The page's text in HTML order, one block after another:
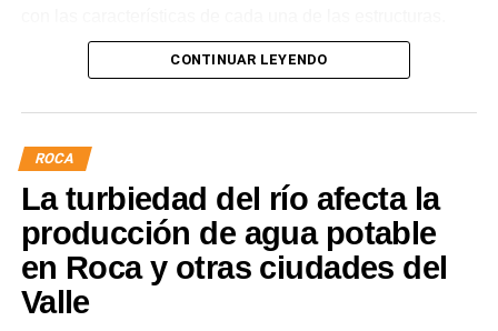
La obra incluye la demolición de losas deterioradas, la
requieren, la ejecución de un nuevo revestimiento de
hormigón reforzado con malla de acero y el sellado de
juntas para mejorar la durabilidad de la infraestructura.
Desde el DPA destacaron que esta intervención forma
parte del plan de mantenimiento y renovación de la
infraestructura hídrica provincial, con el propósito de
optimizar la conducción del agua, preservar el Canal
CONTINUAR LEYENDO
ROCA
La turbiedad del río afecta la
producción de agua potable
en Roca y otras ciudades del
Valle